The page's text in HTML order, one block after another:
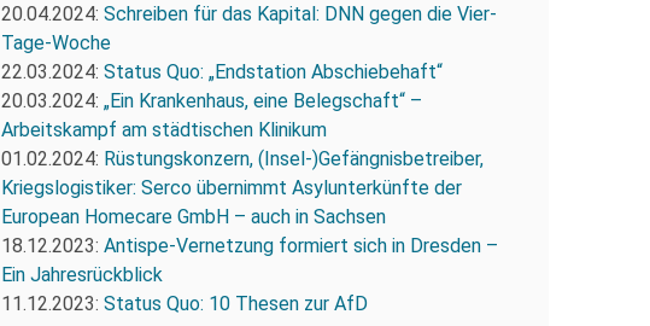
20.04.2024: Schreiben für das Kapital: DNN gegen die Vier-
Tage-Woche
22.03.2024: Status Quo: „Endstation Abschiebehaft“
20.03.2024: „Ein Krankenhaus, eine Belegschaft“ –
Arbeitskampf am städtischen Klinikum
01.02.2024: Rüstungskonzern, (Insel-)Gefängnisbetreiber,
Kriegslogistiker: Serco übernimmt Asylunterkünfte der
European Homecare GmbH – auch in Sachsen
18.12.2023: Antispe-Vernetzung formiert sich in Dresden –
Ein Jahresrückblick
11.12.2023: Status Quo: 10 Thesen zur AfD